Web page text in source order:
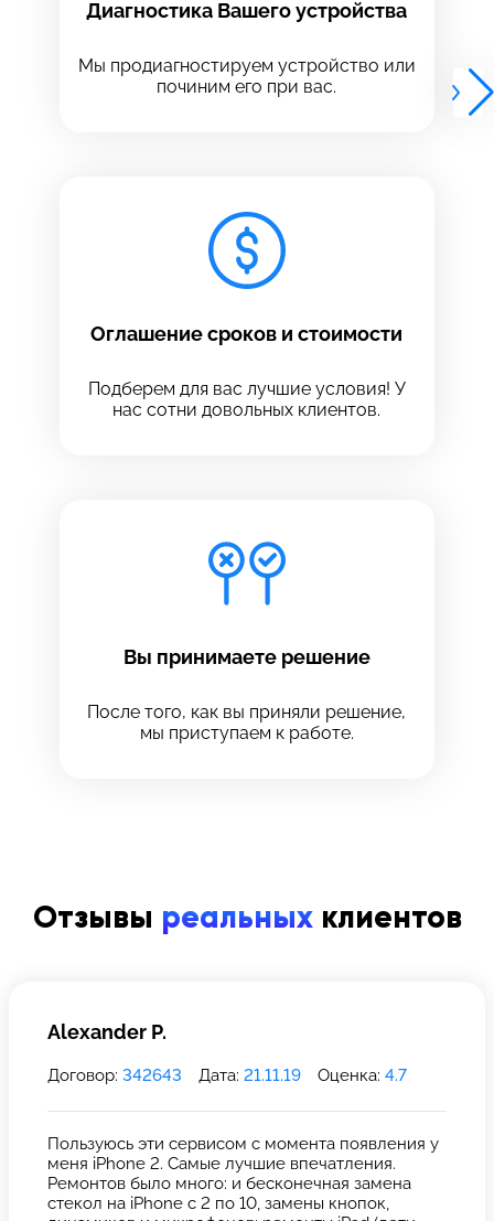
Диагностика Вашего устройства
Мы продиагностируем устройство или
починим его при вас.
Оглашение сроков и стоимости
Подберем для вас лучшие условия! У
нас сотни довольных клиентов.
Вы принимаете решение
После того, как вы приняли решение,
мы приступаем к работе.
Отзывы реальныхклиентов
Alexander P.
Договор: 342643 Дата: 21.11.19 Оценка: 4.7
Пользуюсь эти сервисом с момента появления у
меня iPhone 2. Самые лучшие впечатления.
Ремонтов было много: и бесконечная замена
стекол на iPhone с 2 по 10, замены кнопок,
Выберите адрес сервиса, в который хотите
Выберите адрес сервиса, в который хотите